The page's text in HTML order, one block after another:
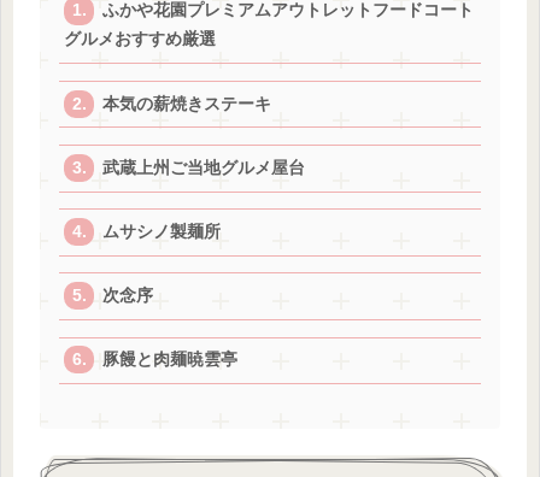
ふかや花園プレミアムアウトレットフードコート
グルメおすすめ厳選
本気の薪焼きステーキ
武蔵上州ご当地グルメ屋台
ムサシノ製麺所
次念序
豚饅と肉麺暁雲亭